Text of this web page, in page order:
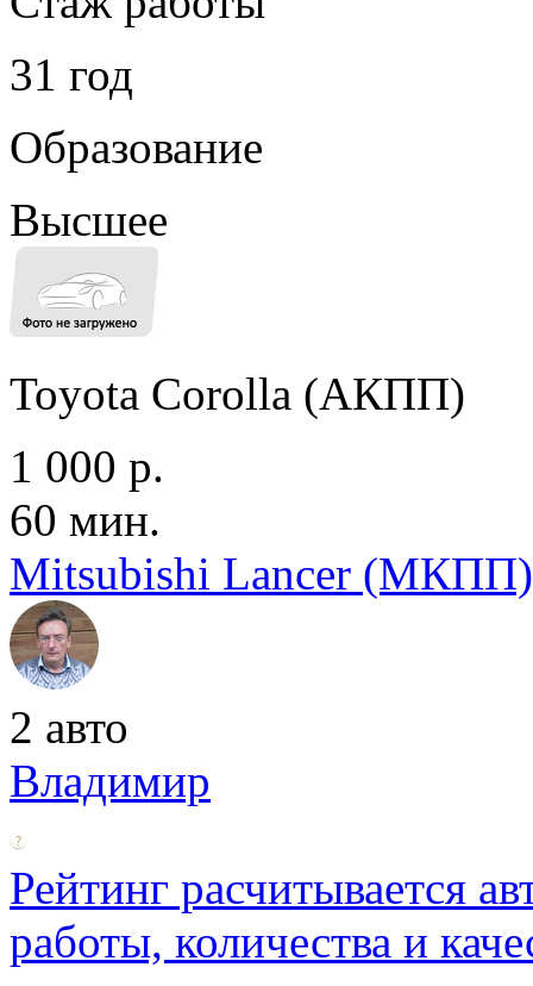
31 год
Образование
Высшее
Toyota Corolla (АКПП)
1 000 р.
60 мин.
Mitsubishi Lancer (МКПП)
2 авто
Владимир
Рейтинг расчитывается
работы, количества и